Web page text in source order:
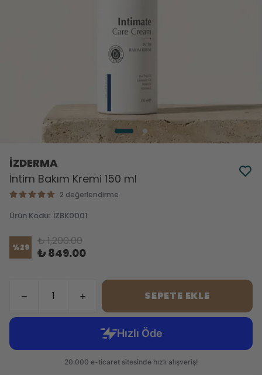
İZDERMA
İntim Bakım Kremi 150 ml
2 değerlendirme
Ürün Kodu: İZBK0001
%29 ₺ 1,200.00
₺ 849.00
SEPETE EKLE